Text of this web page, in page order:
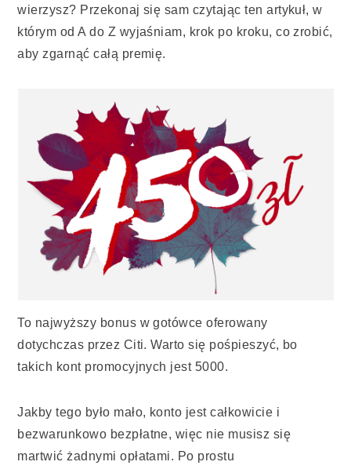
wierzysz? Przekonaj się sam czytając ten artykuł, w
którym od A do Z wyjaśniam, krok po kroku, co zrobić,
aby zgarnąć całą premię.
To najwyższy bonus w gotówce oferowany
dotychczas przez Citi. Warto się pośpieszyć, bo
takich kont promocyjnych jest 5000.
Jakby tego było mało, konto jest całkowicie i
bezwarunkowo bezpłatne, więc nie musisz się
martwić żadnymi opłatami. Po prostu